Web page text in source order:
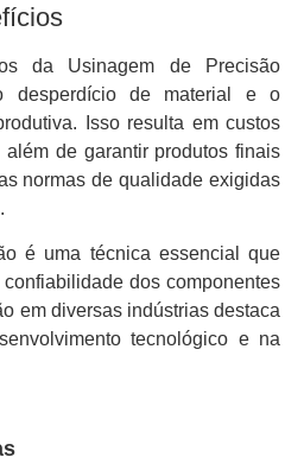
da Usinagem de Precisão
desperdício de material e o
Isso resulta em custos
de garantir produtos finais
normas de qualidade exigidas
é uma técnica essencial que
dos componentes
em diversas indústrias destaca
tecnológico e na